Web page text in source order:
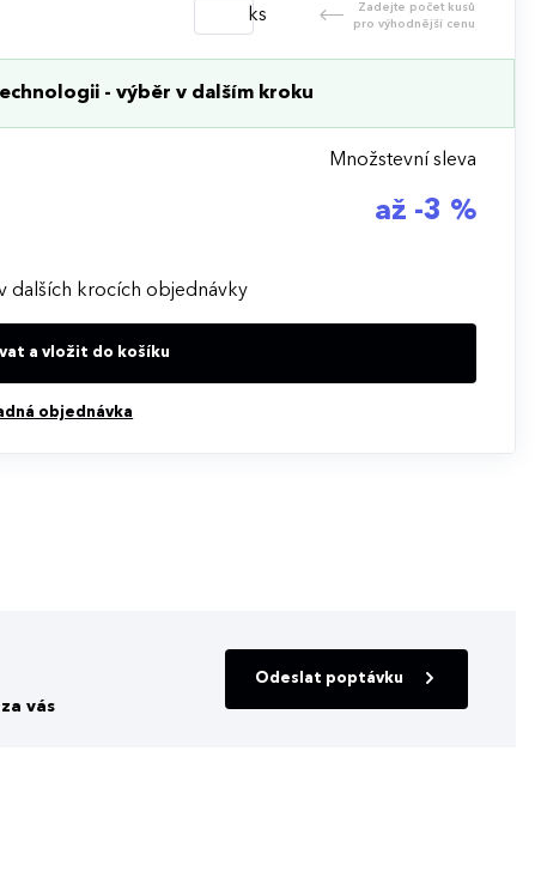
ks
Zadejte počet kusů
pro výhodnější cenu
- výběr v dalším kroku
Množstevní sleva
až -3 %
dalších krocích objednávky
a vložit do košíku
objednávka
vás
Odeslat poptávku